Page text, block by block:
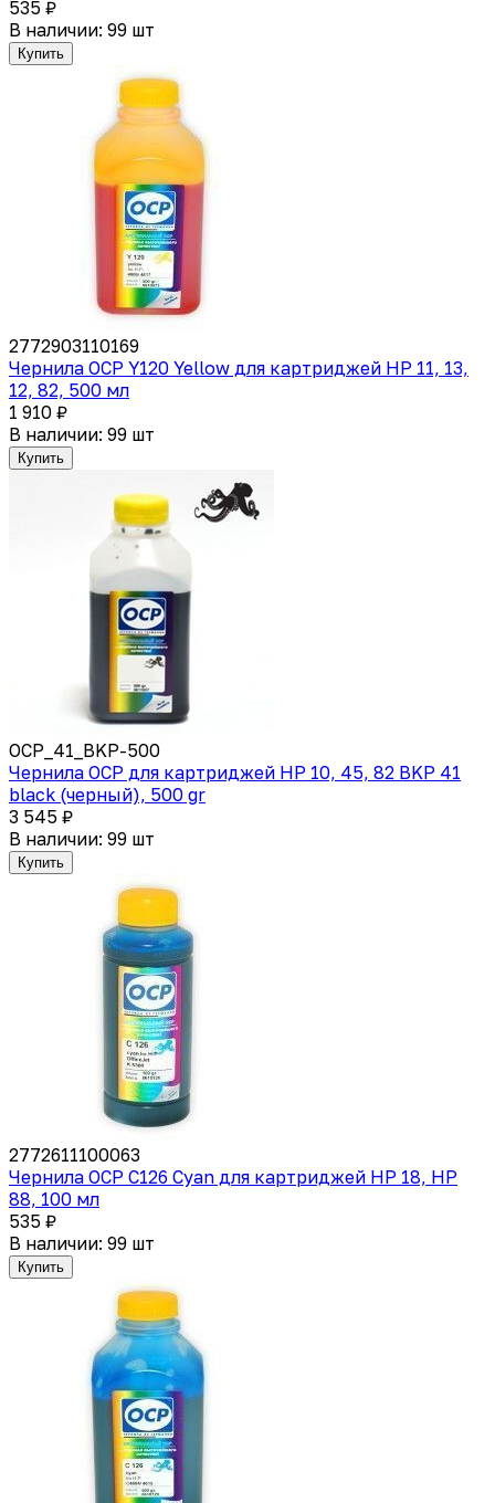
535 ₽
В наличии: 99 шт
Купить
2772903110169
Чернила OCP Y120 Yellow для картриджей HP 11, 13,
12, 82, 500 мл
1 910 ₽
В наличии: 99 шт
Купить
OCP_41_BKP-500
Чернила OCP для картриджей HP 10, 45, 82 BKP 41
black (черный), 500 gr
3 545 ₽
В наличии: 99 шт
Купить
2772611100063
Чернила OCP C126 Cyan для картриджей HP 18, HP
88, 100 мл
535 ₽
В наличии: 99 шт
Купить